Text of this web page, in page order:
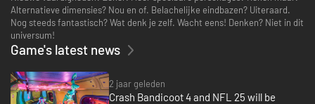
Alternatieve dimensies? Nou en of. Belachelijke eindbazen? Uiteraard.
Nog steeds fantastisch? Wat denk je zelf. Wacht eens! Denken? Niet in dit
universum!
Game's latest news
2 jaar geleden
Crash Bandicoot 4 and NFL 25 will be